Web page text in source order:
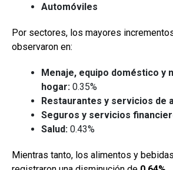
Automóviles
Por sectores, los mayores
observaron en:
Menaje, equipo doméstico y
hogar: 0.35%
Restaurantes y servicios de
Seguros y servicios
Salud: 0.43%
Mientras tanto, los alimentos y